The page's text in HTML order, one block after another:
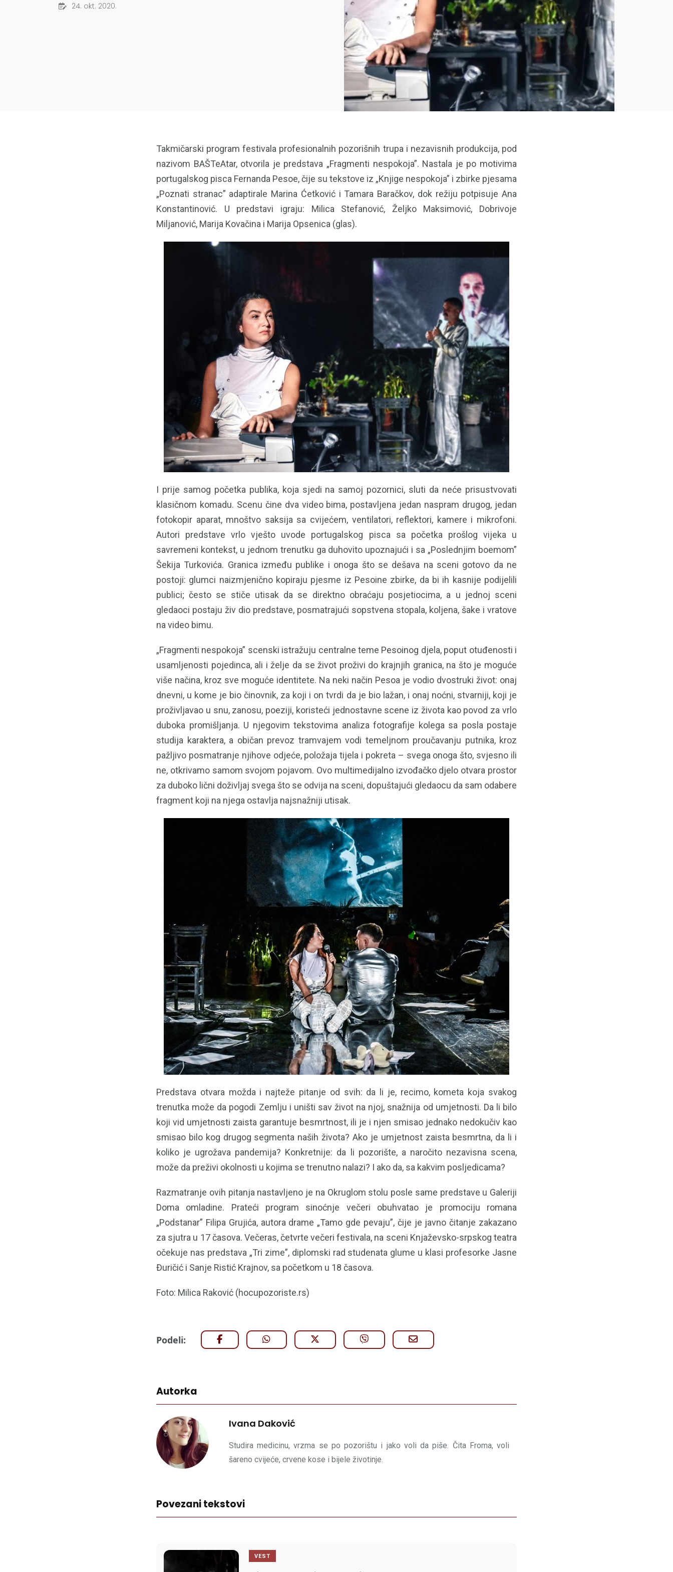
24. okt. 2020.
Takmičarski program festivala profesionalnih pozorišnih trupa i nezavisnih produkcija, pod
nazivom BAŠTeAtar, otvorila je predstava „Fragmenti nespokoja”. Nastala je po motivima
portugalskog pisca Fernanda Pesoe, čije su tekstove iz „Knjige nespokoja” i zbirke pjesama
„Poznati stranac” adaptirale Marina Ćetković i Tamara Baračkov, dok režiju potpisuje Ana
Konstantinović. U predstavi igraju: Milica Stefanović, Željko Maksimović, Dobrivoje
Miljanović, Marija Kovačina i Marija Opsenica (glas).
I prije samog početka publika, koja sjedi na samoj pozornici, sluti da neće prisustvovati
klasičnom komadu. Scenu čine dva video bima, postavljena jedan naspram drugog, jedan
fotokopir aparat, mnoštvo saksija sa cvijećem, ventilatori, reflektori, kamere i mikrofoni.
Autori predstave vrlo vješto uvode portugalskog pisca sa početka prošlog vijeka u
savremeni kontekst, u jednom trenutku ga duhovito upoznajući i sa „Poslednjim boemom”
Šekija Turkovića. Granica između publike i onoga što se dešava na sceni gotovo da ne
postoji: glumci naizmjenično kopiraju pjesme iz Pesoine zbirke, da bi ih kasnije podijelili
publici; često se stiče utisak da se direktno obraćaju posjetiocima, a u jednoj sceni
gledaoci postaju živ dio predstave, posmatrajući sopstvena stopala, koljena, šake i vratove
na video bimu.
„Fragmenti nespokoja” scenski istražuju centralne teme Pesoinog djela, poput otuđenosti i
usamljenosti pojedinca, ali i želje da se život proživi do krajnjih granica, na što je moguće
više načina, kroz sve moguće identitete. Na neki način Pesoa je vodio dvostruki život: onaj
dnevni, u kome je bio činovnik, za koji i on tvrdi da je bio lažan, i onaj noćni, stvarniji, koji je
proživljavao u snu, zanosu, poeziji, koristeći jednostavne scene iz života kao povod za vrlo
duboka promišljanja. U njegovim tekstovima analiza fotografije kolega sa posla postaje
studija karaktera, a običan prevoz tramvajem vodi temeljnom proučavanju putnika, kroz
pažljivo posmatranje njihove odjeće, položaja tijela i pokreta – svega onoga što, svjesno ili
ne, otkrivamo samom svojom pojavom. Ovo multimedijalno izvođačko djelo otvara prostor
za duboko lični doživljaj svega što se odvija na sceni, dopuštajući gledaocu da sam odabere
fragment koji na njega ostavlja najsnažniji utisak.
Predstava otvara možda i najteže pitanje od svih: da li je, recimo, kometa koja svakog
trenutka može da pogodi Zemlju i uništi sav život na njoj, snažnija od umjetnosti. Da li bilo
koji vid umjetnosti zaista garantuje besmrtnost, ili je i njen smisao jednako nedokučiv kao
smisao bilo kog drugog segmenta naših života? Ako je umjetnost zaista besmrtna, da li i
koliko je ugrožava pandemija? Konkretnije: da li pozorište, a naročito nezavisna scena,
može da preživi okolnosti u kojima se trenutno nalazi? I ako da, sa kakvim posljedicama?
Razmatranje ovih pitanja nastavljeno je na Okruglom stolu posle same predstave u Galeriji
Doma omladine. Prateći program sinoćnje večeri obuhvatao je promociju romana
„Podstanar” Filipa Grujića, autora drame „Tamo gde pevaju”, čije je javno čitanje zakazano
za sjutra u 17 časova. Večeras, četvrte večeri festivala, na sceni Knjaževsko-srpskog teatra
očekuje nas predstava „Tri zime”, diplomski rad studenata glume u klasi profesorke Jasne
Đuričić i Sanje Ristić Krajnov, sa početkom u 18 časova.
Foto: Milica Raković (hocupozoriste.rs)
Podeli:
Autorka
Ivana Daković
Studira medicinu, vrzma se po pozorištu i jako voli da piše. Čita Froma, voli
šareno cvijeće, crvene kose i bijele životinje.
Povezani tekstovi
VEST